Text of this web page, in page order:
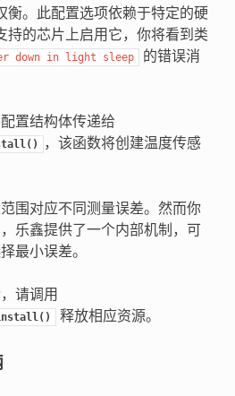
衡。此配置选项依赖于特定的硬
持的芯片上启用它，你将看到类
down in light sleep
的错误消
置结构体传递给
，该函数将创建温度传感
围对应不同测量误差。然而你
乐鑫提供了一个内部机制，可
最小误差。
请调用
释放相应资源。